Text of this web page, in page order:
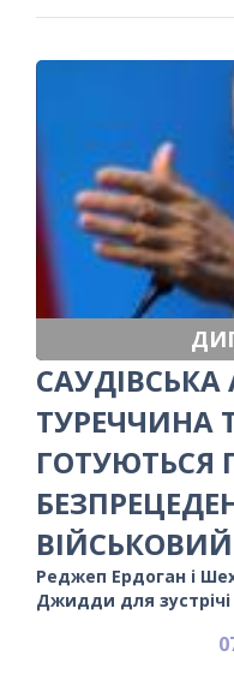
САУДІВСЬКА
ТУРЕЧЧИНА
ГОТУЮТЬСЯ
Реджеп Ердоган і
Джидди для